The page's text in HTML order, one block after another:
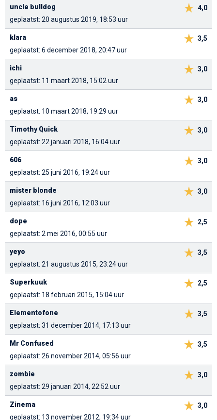
4,0
uncle bulldog
geplaatst: 20 augustus 2019, 18:53 uur
3,5
klara
geplaatst: 6 december 2018, 20:47 uur
3,0
ichi
geplaatst: 11 maart 2018, 15:02 uur
3,0
as
geplaatst: 10 maart 2018, 19:29 uur
3,0
Timothy Quick
geplaatst: 22 januari 2018, 16:04 uur
3,0
606
geplaatst: 25 juni 2016, 19:24 uur
3,0
mister blonde
geplaatst: 16 juni 2016, 12:03 uur
2,5
dope
geplaatst: 2 mei 2016, 00:55 uur
3,5
yeyo
geplaatst: 21 augustus 2015, 23:24 uur
2,5
Superkuuk
geplaatst: 18 februari 2015, 15:04 uur
3,5
Elementofone
geplaatst: 31 december 2014, 17:13 uur
3,5
Mr Confused
geplaatst: 26 november 2014, 05:56 uur
3,0
zombie
geplaatst: 29 januari 2014, 22:52 uur
3,0
Zinema
geplaatst: 13 november 2012, 19:34 uur